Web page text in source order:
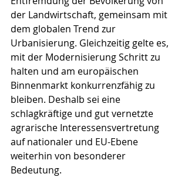
der Landwirtschaft, gemeinsam mit
dem globalen Trend zur
Urbanisierung. Gleichzeitig gelte es,
mit der Modernisierung Schritt zu
halten und am europäischen
Binnenmarkt konkurrenzfähig zu
bleiben. Deshalb sei eine
schlagkräftige und gut vernetzte
agrarische Interessensvertretung
auf nationaler und EU-Ebene
weiterhin von besonderer
Bedeutung.